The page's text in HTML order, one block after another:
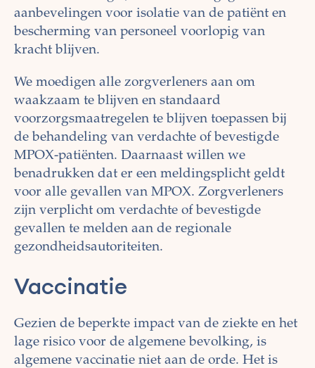
aanbevelingen voor isolatie van de patiënt en
bescherming van personeel voorlopig van
kracht blijven.
We moedigen alle zorgverleners aan om
waakzaam te blijven en standaard
voorzorgsmaatregelen te blijven toepassen bij
de behandeling van verdachte of bevestigde
MPOX-patiënten. Daarnaast willen we
benadrukken dat er een meldingsplicht geldt
voor alle gevallen van MPOX. Zorgverleners
zijn verplicht om verdachte of bevestigde
gevallen te melden aan de regionale
gezondheidsautoriteiten.
Vaccinatie
Gezien de beperkte impact van de ziekte en het
lage risico voor de algemene bevolking, is
algemene vaccinatie niet aan de orde. Het is